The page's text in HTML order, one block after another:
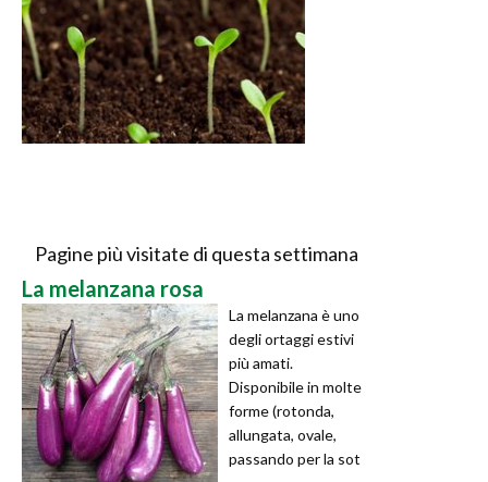
Pagine più visitate di questa settimana
La melanzana rosa
La melanzana è uno
degli ortaggi estivi
più amati.
Disponibile in molte
forme (rotonda,
allungata, ovale,
passando per la sot